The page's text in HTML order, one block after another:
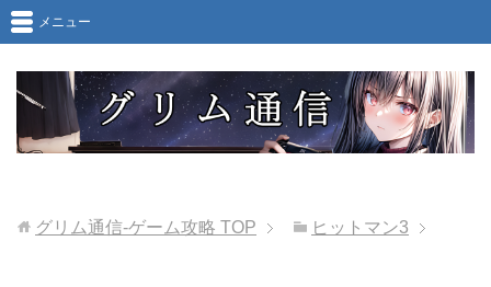
メニュー
グリム通信-ゲーム攻略 TOP ヒットマン3